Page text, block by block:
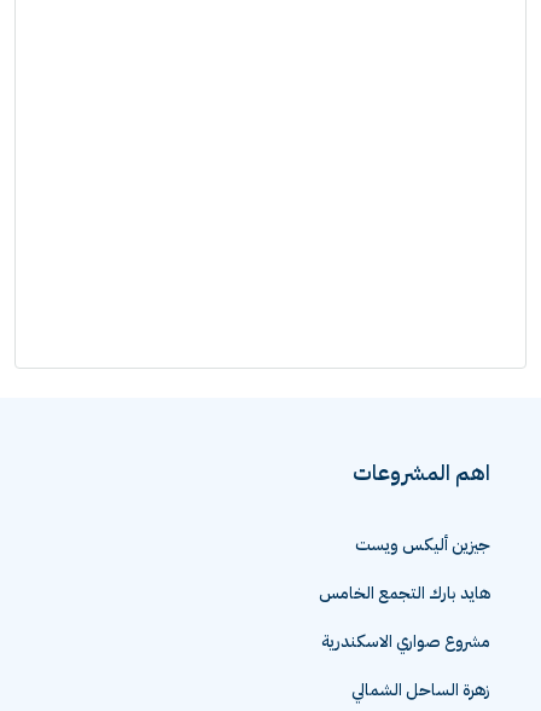
اهم المشروعات
جيزين أليكس ويست
هايد بارك التجمع الخامس
مشروع صواري الاسكندرية
زهرة الساحل الشمالي